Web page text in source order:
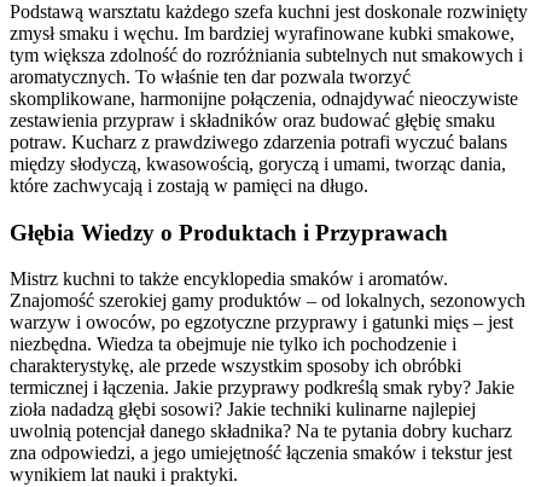
Podstawą warsztatu każdego szefa kuchni jest doskonale rozwinięty
zmysł smaku i węchu. Im bardziej wyrafinowane kubki smakowe,
tym większa zdolność do rozróżniania subtelnych nut smakowych i
aromatycznych. To właśnie ten dar pozwala tworzyć
skomplikowane, harmonijne połączenia, odnajdywać nieoczywiste
zestawienia przypraw i składników oraz budować głębię smaku
potraw. Kucharz z prawdziwego zdarzenia potrafi wyczuć balans
między słodyczą, kwasowością, goryczą i umami, tworząc dania,
które zachwycają i zostają w pamięci na długo.
Głębia Wiedzy o Produktach i Przyprawach
Mistrz kuchni to także encyklopedia smaków i aromatów.
Znajomość szerokiej gamy produktów – od lokalnych, sezonowych
warzyw i owoców, po egzotyczne przyprawy i gatunki mięs – jest
niezbędna. Wiedza ta obejmuje nie tylko ich pochodzenie i
charakterystykę, ale przede wszystkim sposoby ich obróbki
termicznej i łączenia. Jakie przyprawy podkreślą smak ryby? Jakie
zioła nadadzą głębi sosowi? Jakie techniki kulinarne najlepiej
uwolnią potencjał danego składnika? Na te pytania dobry kucharz
zna odpowiedzi, a jego umiejętność łączenia smaków i tekstur jest
wynikiem lat nauki i praktyki.